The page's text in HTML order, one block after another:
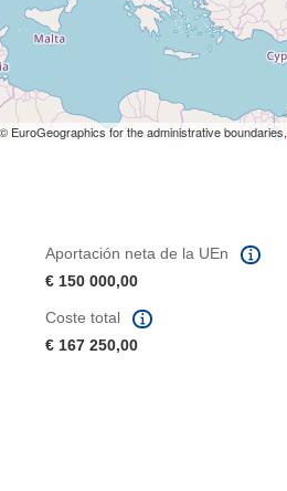
EuroGeographics for the administrative boundaries,
Aportación neta de la UEn
€ 150 000,00
Coste total
€ 167 250,00